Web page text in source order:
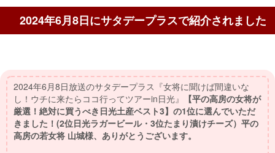
2024年6月8日にサタデープラスで紹介されました
2024年6月8日放送のサタデープラス『女将に聞けば間違いな
し！ウチに来たらココ行ってツアーin日光』
【平の高房の女将が
厳選！絶対に買うべき日光土産ベスト3】の1位に選んでいただ
きました！(2位日光ラガービール・3位たまり漬けチーズ）平の
高房の若女将 山城様、ありがとうございます。